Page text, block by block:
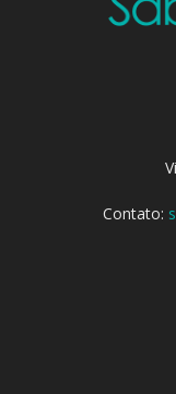
Contato: